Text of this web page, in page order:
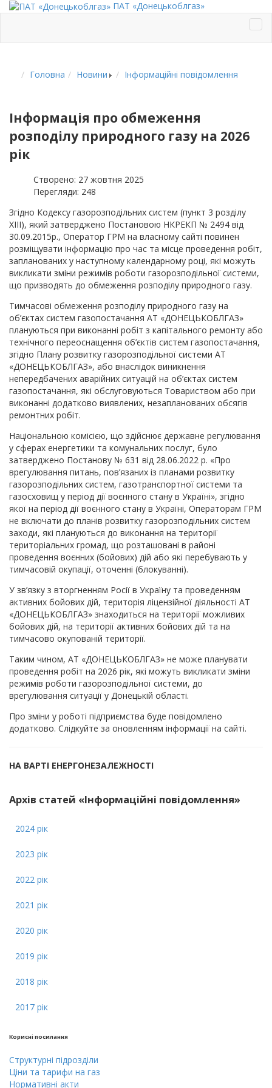
ПАТ «Донецькоблгаз»
Головна Новини Інформаційні повідомлення
Інформація про обмеження
розподілу природного газу на 2026
рік
Створено: 27 жовтня 2025
Перегляди: 248
Згідно Кодексу газорозподільних систем (пункт 3 розділу
XIII), який затверджено Постановою НКРЕКП № 2494 від
30.09.2015р., Оператор ГРМ на власному сайті повинен
розміщувати інформацію про час та місце проведення робіт,
запланованих у наступному календарному році, які можуть
викликати зміни режимів роботи газорозподільної системи,
що призводять до обмеження розподілу природного газу.
Тимчасові обмеження розподілу природного газу на
об’єктах систем газопостачання АТ «ДОНЕЦЬКОБЛГАЗ»
плануються при виконанні робіт з капітального ремонту або
технічного переоснащення об’єктів систем газопостачання,
згідно Плану розвитку газорозподільної системи АТ
«ДОНЕЦЬКОБЛГАЗ», або внаслідок виникнення
непередбачених аварійних ситуацій на об’єктах систем
газопостачання, які обслуговуються Товариством або при
виконанні додатково виявлених, незапланованих обсягів
ремонтних робіт.
Національною комісією, що здійснює державне регулювання
у сферах енергетики та комунальних послуг, було
затверджено Постанову № 631 від 28.06.2022 р. «Про
врегулювання питань, пов’язаних із планами розвитку
газорозподільних систем, газотранспортної системи та
газосховищ у період дії воєнного стану в Україні», згідно
якої на період дії воєнного стану в Україні, Операторам ГРМ
не включати до планів розвитку газорозподільних систем
заходи, які плануються до виконання на території
територіальних громад, що розташовані в районі
проведення воєнних (бойових) дій або які перебувають у
тимчасовій окупації, оточенні (блокуванні).
У зв’язку з вторгненням Росії в Україну та проведенням
активних бойових дій, територія ліцензійної діяльності АТ
«ДОНЕЦЬКОБЛГАЗ» знаходиться на території можливих
бойових дій, на території активних бойових дій та на
тимчасово окупованій території.
Таким чином, АТ «ДОНЕЦЬКОБЛГАЗ» не може планувати
проведення робіт на 2026 рік, які можуть викликати зміни
режимів роботи газорозподільної системи, до
врегулювання ситуації у Донецькій області.
Про зміни у роботі підприємства буде повідомлено
додатково. Слідкуйте за оновленням інформації на сайті.
НА ВАРТІ ЕНЕРГОНЕЗАЛЕЖНОСТІ
Архів статей «Інформаційні повідомлення»
2024 рік
2023 рік
2022 рік
2021 рік
2020 рік
2019 рік
2018 рік
2017 рік
Кориснi посилання
Cтруктурнi пiдроздiли
Цiни тa тарифи на газ
Нормативні акти